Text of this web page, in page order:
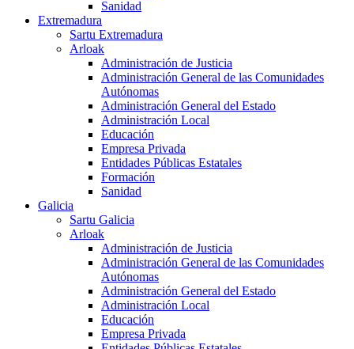
Sanidad
Extremadura
Sartu Extremadura
Arloak
Administración de Justicia
Administración General de las Comunidades
Autónomas
Administración General del Estado
Administración Local
Educación
Empresa Privada
Entidades Públicas Estatales
Formación
Sanidad
Galicia
Sartu Galicia
Arloak
Administración de Justicia
Administración General de las Comunidades
Autónomas
Administración General del Estado
Administración Local
Educación
Empresa Privada